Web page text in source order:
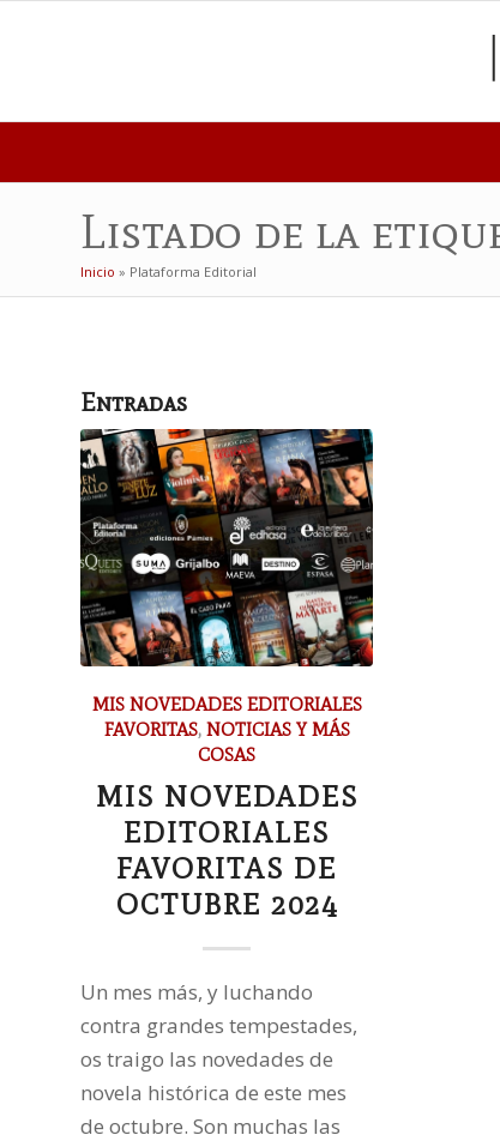
Listado de la
Inicio » Plataforma Editorial
Entradas
MIS NOVEDADES EDITORIALES
FAVORITAS, NOTICIAS Y MÁS
COSAS
MIS NOVEDADES
EDITORIALES
FAVORITAS DE
OCTUBRE 2024
Un mes más, y luchando
contra grandes tempestades,
os traigo las novedades de
novela histórica de este mes
de octubre. Son muchas las